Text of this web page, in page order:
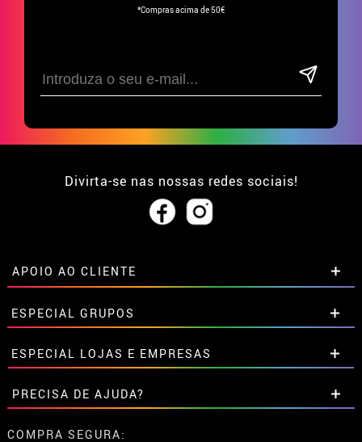
*Compras acima de 50€
Divirta-se nas nossas redes sociais!
APOIO AO CLIENTE
• Sobre nós
• Condições de venda
• Aviso legal ePrivacidade
• Atendimento ao cliente
• Utilização de cookies
•Configuração de cookies
ESPECIAL GRUPOS
Descontos especiais para grupos.
Entre em contato connosco aqui
ESPECIAL LOJAS E EMPRESAS
Descontos especiais para grupos.
Entre em contato connosco aqui
PRECISA DE AJUDA?
Ainda não colocei a minha ordem
COMPRA SEGURA: